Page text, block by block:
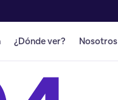
¿Dónde ver? Nosotros